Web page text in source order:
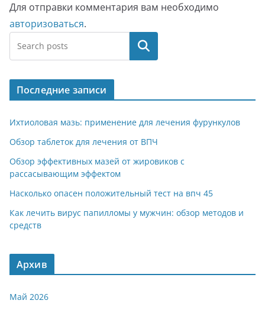
Для отправки комментария вам необходимо
авторизоваться.
Поиск
Последние записи
Ихтиоловая мазь: применение для лечения фурункулов
Обзор таблеток для лечения от ВПЧ
Обзор эффективных мазей от жировиков с
рассасывающим эффектом
Насколько опасен положительный тест на впч 45
Как лечить вирус папилломы у мужчин: обзор методов и
средств
Архив
Май 2026